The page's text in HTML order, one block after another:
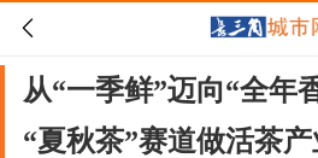

从“一季鲜”迈向“全年
“夏秋茶”赛道做活茶